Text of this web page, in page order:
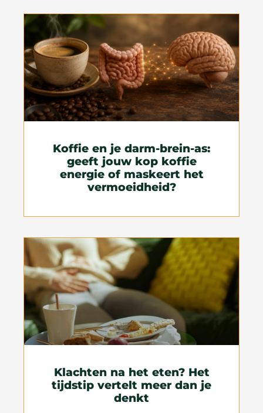
Koffie en je darm-brein-as:
geeft jouw kop koffie
energie of maskeert het
vermoeidheid?
Klachten na het eten? Het
tijdstip vertelt meer dan je
denkt